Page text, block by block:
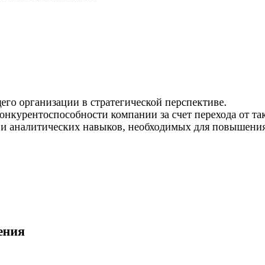
организации в стратегической перспективе.
компании за счет перехода от
аналитических навыков, необходимых для